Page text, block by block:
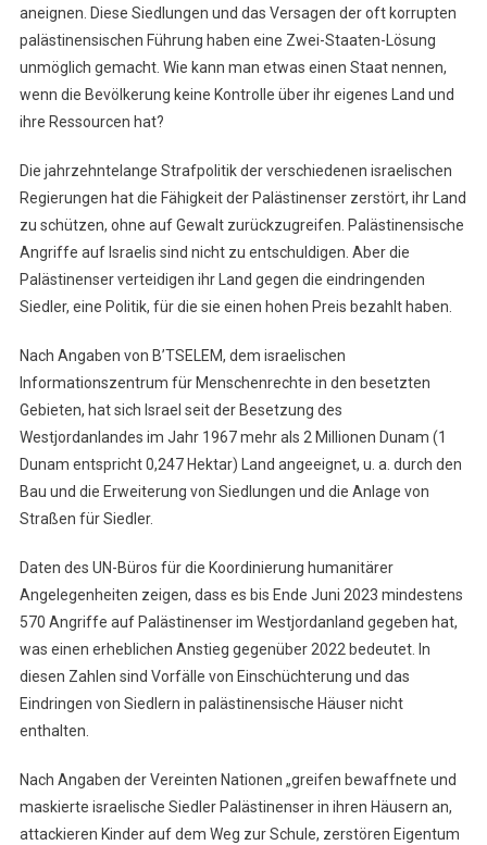
aneignen. Diese Siedlungen und das Versagen der oft korrupten
palästinensischen Führung haben eine Zwei-Staaten-Lösung
unmöglich gemacht. Wie kann man etwas einen Staat nennen,
wenn die Bevölkerung keine Kontrolle über ihr eigenes Land und
ihre Ressourcen hat?
Die jahrzehntelange Strafpolitik der verschiedenen israelischen
Regierungen hat die Fähigkeit der Palästinenser zerstört, ihr Land
zu schützen, ohne auf Gewalt zurückzugreifen. Palästinensische
Angriffe auf Israelis sind nicht zu entschuldigen. Aber die
Palästinenser verteidigen ihr Land gegen die eindringenden
Siedler, eine Politik, für die sie einen hohen Preis bezahlt haben.
Nach Angaben von B’TSELEM, dem israelischen
Informationszentrum für Menschenrechte in den besetzten
Gebieten, hat sich Israel seit der Besetzung des
Westjordanlandes im Jahr 1967 mehr als 2 Millionen Dunam (1
Dunam entspricht 0,247 Hektar) Land angeeignet, u. a. durch den
Bau und die Erweiterung von Siedlungen und die Anlage von
Straßen für Siedler.
Daten des UN-Büros für die Koordinierung humanitärer
Angelegenheiten zeigen, dass es bis Ende Juni 2023 mindestens
570 Angriffe auf Palästinenser im Westjordanland gegeben hat,
was einen erheblichen Anstieg gegenüber 2022 bedeutet. In
diesen Zahlen sind Vorfälle von Einschüchterung und das
Eindringen von Siedlern in palästinensische Häuser nicht
enthalten.
Nach Angaben der Vereinten Nationen „greifen bewaffnete und
maskierte israelische Siedler Palästinenser in ihren Häusern an,
attackieren Kinder auf dem Weg zur Schule, zerstören Eigentum